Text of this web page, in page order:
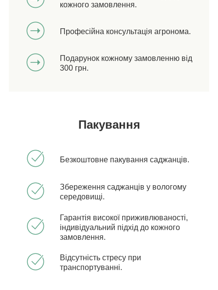
кожного замовлення.
Професійна консультація агронома.
Подарунок кожному замовленню від
300 грн.
Пакування
Безкоштовне пакування саджанців.
Збереження саджанців у вологому
середовищі.
Гарантія високої приживлюваності,
індивідуальний підхід до кожного
замовлення.
Відсутність стресу при
транспортуванні.